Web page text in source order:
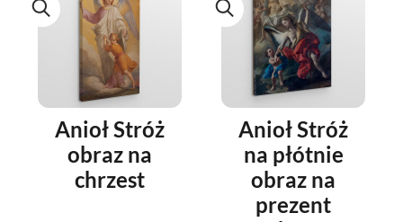
Anioł Stróż
obraz na
chrzest
Anioł Stróż
na płótnie
obraz na
prezent